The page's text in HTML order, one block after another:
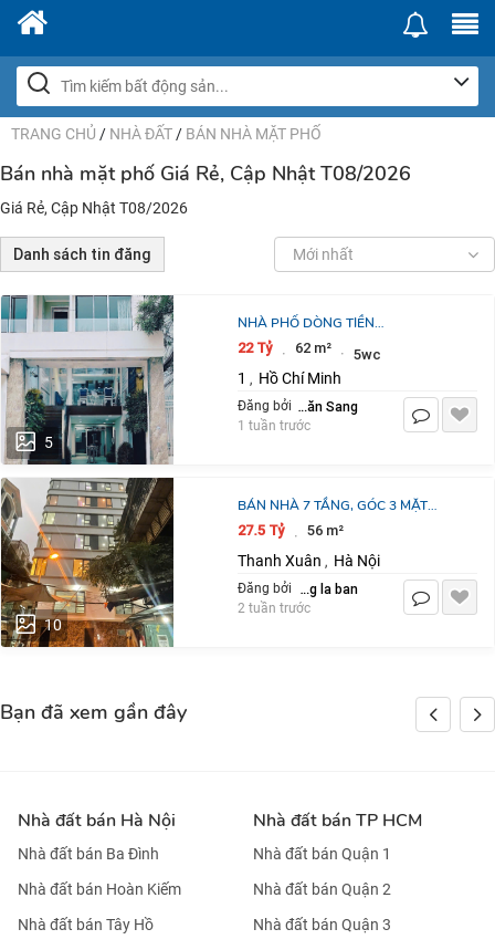
TRANG CHỦ / NHÀ ĐẤT / BÁN NHÀ MẶT PHỐ
Bán nhà mặt phố Giá Rẻ, Cập Nhật T08/2026
Giá Rẻ, Cập Nhật T08/2026
Danh sách tin đăng Mới nhất
5
NHÀ PHỐ DÒNG TIỀN
2.000USD/THÁNG - GẦN CHỢ BẾN
THÀNH - 4 TẦNG, 62M2 – CHỈ 22 TỶ
- ĐƯỜNG THÔNG, ÔTÔ
22 Tỷ · 62 m² · 5wc
1 , Hồ Chí Minh
Đăng bởi Nguyễn Văn Sang
1 tuần trước
10
BÁN NHÀ 7 TẦNG, GÓC 3 MẶT
ĐƯỜNG, SỐ 4 NGÕ 521 NGUYỄN
0934306688.
27.5 Tỷ · 56 m²
Thanh Xuân , Hà Nội
Đăng bởi dang la ban
2 tuần trước
Bạn đã xem gần đây
Nhà đất bán Hà Nội
Nhà đất bán Ba Đình
Nhà đất bán Hoàn Kiếm
Nhà đất bán Tây Hồ
Nhà đất bán TP HCM
Nhà đất bán Quận 1
Nhà đất bán Quận 2
Nhà đất bán Quận 3